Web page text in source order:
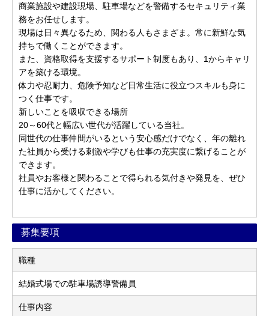
商業施設や建設現場、駐車場などを警備するセキュリティ業
務をお任せします。
現場は日々異なるため、関わる人もさまざま。常に新鮮な気
持ちで働くことができます。
また、資格取得を支援するサポート制度もあり、1からキャリ
アを築ける環境。
体力や忍耐力、危険予知など日常生活に役立つスキルも身に
つく仕事です。
新しいことを吸収できる場所
20～60代と幅広い世代が活躍している当社。
同世代の仕事仲間がいるという安心感だけでなく、年の離れ
た社員から受ける刺激や学びも仕事の充実度に繋げることが
できます。
社員やお客様と関わることで得られる気付きや発見を、ぜひ
仕事に活かしてください。
募集要項
職種
結婚式場での駐車場誘導警備員
仕事内容